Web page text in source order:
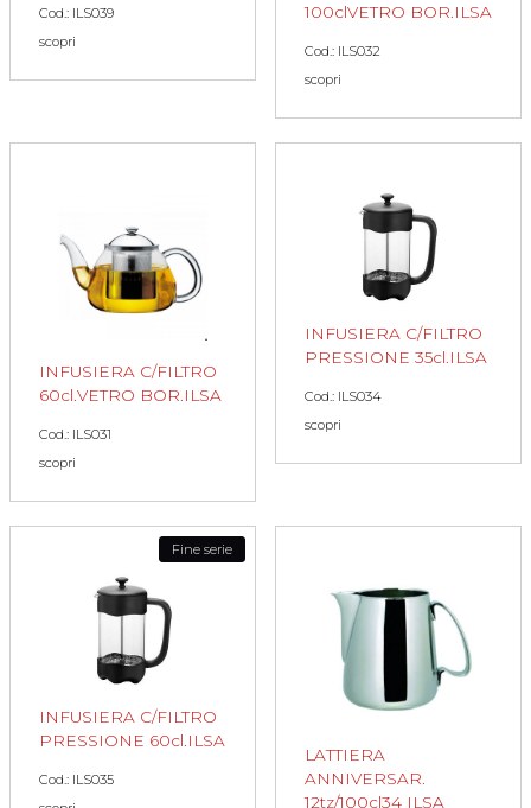
Cod.: ILS039
scopri
100clVETRO BOR.ILSA
Cod.: ILS032
scopri
INFUSIERA C/FILTRO
60cl.VETRO BOR.ILSA
Cod.: ILS031
scopri
INFUSIERA C/FILTRO
PRESSIONE 35cl.ILSA
Cod.: ILS034
scopri
Fine serie
INFUSIERA C/FILTRO
PRESSIONE 60cl.ILSA
Cod.: ILS035
LATTIERA
ANNIVERSAR.
12tz/100cl34 ILSA